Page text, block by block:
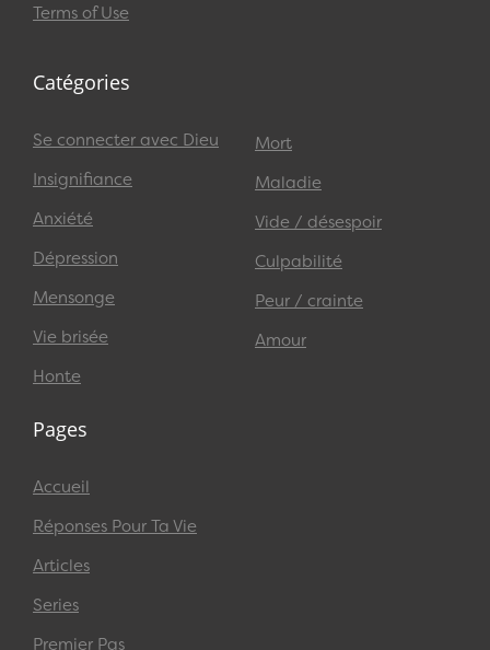
Terms of Use
Catégories
Se connecter avec Dieu
Insignifiance
Anxiété
Dépression
Mensonge
Vie brisée
Honte
Mort
Maladie
Vide / désespoir
Culpabilité
Peur / crainte
Amour
Pages
Accueil
Réponses Pour Ta Vie
Articles
Series
Premier Pas